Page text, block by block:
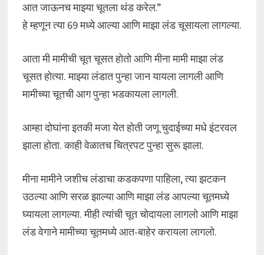
आत जाऊनच माझ्या चूतला थंड करेल.”
हे म्हणून त्या 69 मध्ये आल्या आणि माझा लंड चूसायला लागल्या.
आता मी मामीची चूत चूसत होतो आणि मीना मामी माझा लंड
चूसत होत्या. माझ्या लंडात पुन्हा जान यायला लागली आणि
मामीच्या चूतची आग पुन्हा भडकायला लागली.
आम्हा दोघांना इतकी मजा येत होती जणू चुदाईच्या मधे इंटरवल
झाला होता. काही वेळातच चित्रपट पुन्हा सुरू झाला.
मीना मामीने जशीच लंडाचा कडकपणा पाहिला, त्या झटकन
उठल्या आणि सरळ झाल्या आणि माझा लंड आपल्या चूतमध्ये
घ्यायला लागल्या. मीही त्यांची चूत चोदायला लागलो आणि माझा
लंड वेगाने मामीच्या चूतमध्ये आत-बाहेर करायला लागलो.